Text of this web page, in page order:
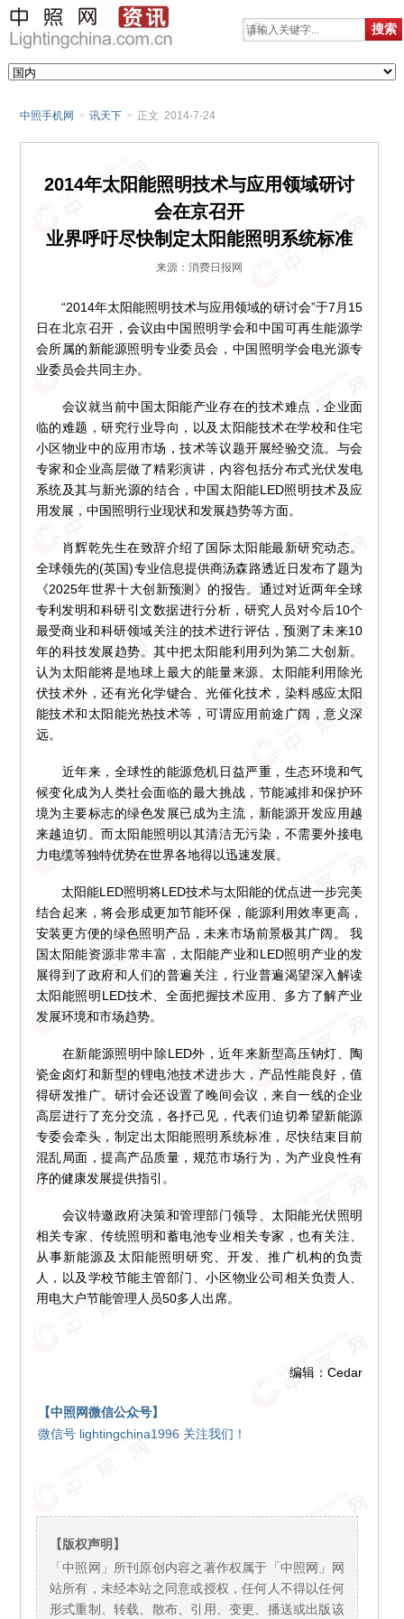
中照手机网 > 讯天下 > 正文 2014-7-24
2014年太阳能照明技术与应用领域研讨
会在京召开
业界呼吁尽快制定太阳能照明系统标准
来源：消费日报网
“2014年太阳能照明技术与应用领域的研讨会”于7月15
日在北京召开，会议由中国照明学会和中国可再生能源学
会所属的新能源照明专业委员会，中国照明学会电光源专
业委员会共同主办。
会议就当前中国太阳能产业存在的技术难点，企业面
临的难题，研究行业导向，以及太阳能技术在学校和住宅
小区物业中的应用市场，技术等议题开展经验交流。与会
专家和企业高层做了精彩演讲，内容包括分布式光伏发电
系统及其与新光源的结合，中国太阳能LED照明技术及应
用发展，中国照明行业现状和发展趋势等方面。
肖辉乾先生在致辞介绍了国际太阳能最新研究动态。
全球领先的(英国)专业信息提供商汤森路透近日发布了题为
《2025年世界十大创新预测》的报告。通过对近两年全球
专利发明和科研引文数据进行分析，研究人员对今后10个
最受商业和科研领域关注的技术进行评估，预测了未来10
年的科技发展趋势。其中把太阳能利用列为第二大创新。
认为太阳能将是地球上最大的能量来源。太阳能利用除光
伏技术外，还有光化学键合、光催化技术，染料感应太阳
能技术和太阳能光热技术等，可谓应用前途广阔，意义深
远。
近年来，全球性的能源危机日益严重，生态环境和气
候变化成为人类社会面临的最大挑战，节能减排和保护环
境为主要标志的绿色发展已成为主流，新能源开发应用越
来越迫切。而太阳能照明以其清洁无污染，不需要外接电
力电缆等独特优势在世界各地得以迅速发展。
太阳能LED照明将LED技术与太阳能的优点进一步完美
结合起来，将会形成更加节能环保，能源利用效率更高，
安装更方便的绿色照明产品，未来市场前景极其广阔。 我
国太阳能资源非常丰富，太阳能产业和LED照明产业的发
展得到了政府和人们的普遍关注，行业普遍渴望深入解读
太阳能照明LED技术、全面把握技术应用、多方了解产业
发展环境和市场趋势。
在新能源照明中除LED外，近年来新型高压钠灯、陶
瓷金卤灯和新型的锂电池技术进步大，产品性能良好，值
得研发推广。研讨会还设置了晚间会议，来自一线的企业
高层进行了充分交流，各抒己见，代表们迫切希望新能源
专委会牵头，制定出太阳能照明系统标准，尽快结束目前
混乱局面，提高产品质量，规范市场行为，为产业良性有
序的健康发展提供指引。
会议特邀政府决策和管理部门领导、太阳能光伏照明
相关专家、传统照明和蓄电池专业相关专家，也有关注、
从事新能源及太阳能照明研究、开发、推广机构的负责
人，以及学校节能主管部门、小区物业公司相关负责人、
用电大户节能管理人员50多人出席。
编辑：Cedar
【中照网微信公众号】
微信号 lightingchina1996 关注我们！
【版权声明】
「中照网」所刊原创内容之著作权属于「中照网」网
站所有，未经本站之同意或授权，任何人不得以任何
形式重制、转载、散布、引用、变更、播送或出版该